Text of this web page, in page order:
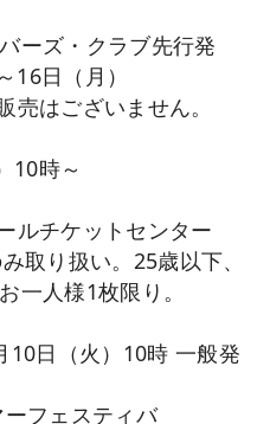
ーズ・クラブ先行発
16日（月）
はございません。
10時～
ルチケットセンター
取り扱い。25歳以下、
一人様1枚限り。
10日（火）10時 一般発
ーフェスティバ